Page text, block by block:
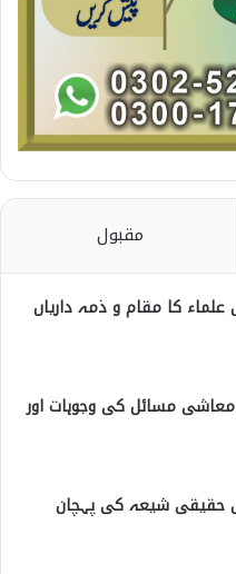
مقبول
علماء کا مقام و ذمہ داریاں
معاشی مسائل کی وجوہات اور
حقیقی شیعہ کی پہچان